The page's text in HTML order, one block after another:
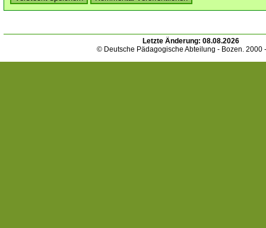
Letzte Änderung: 08.08.2026
© Deutsche Pädagogische Abteilung - Bozen. 2000